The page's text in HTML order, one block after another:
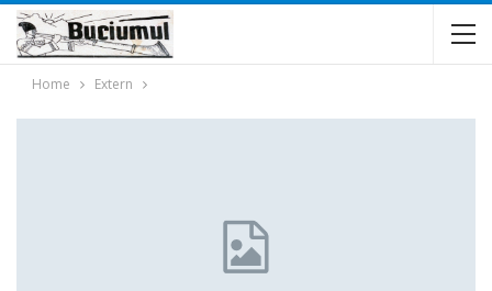
Home Extern